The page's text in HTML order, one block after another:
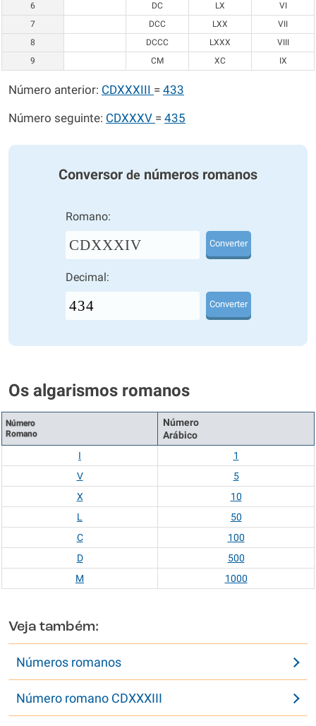
6
DC LX
VI
7
DCC LXX
VII
8
DCCC LXXX
VIII
9
CM XC IX
Número anterior: CDXXXIII = 433
Número seguinte: CDXXXV = 435
Conversor de números romanos
Romano:
CDXXXIV Converter
Decimal:
Converter
Os algarismos romanos
Número
Romano
Número
Arábico
I
1
V
5
X
10
L
50
C
100
D
500
M
1000
Veja também:
Números romanos
Número romano CDXXXIII